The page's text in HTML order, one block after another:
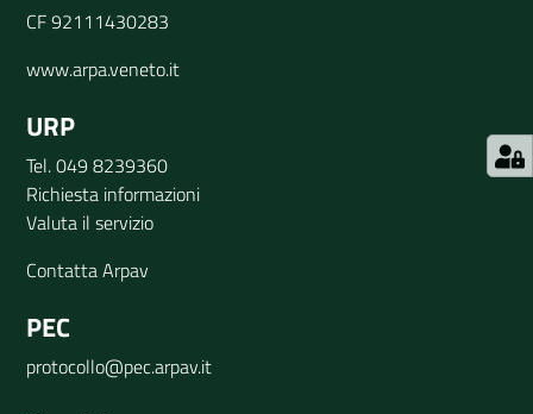
CF 92111430283
www.arpa.veneto.it
URP
Tel. 049 8239360
Richiesta informazioni
Valuta il servizio
Contatta Arpav
PEC
protocollo@pec.arpav.it